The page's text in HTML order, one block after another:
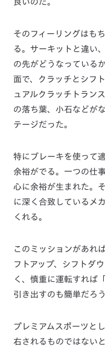
良いのだ。
そのフィーリングはも
る。サーキットと違い
の先がどうなっている
面で、クラッチとシフ
ュアルクラッチトラン
の落ち葉、小石などが
テージだった。
特にブレーキを使って
余裕がでる。一つの仕
心に余裕が生まれた。
に深く合致しているメ
くれる。
このミッションがあれ
フトアップ、シフトダ
く、慎重に運転すれば
引き出すのも簡単だろう
プレミアムスポーツと
右されるものではない